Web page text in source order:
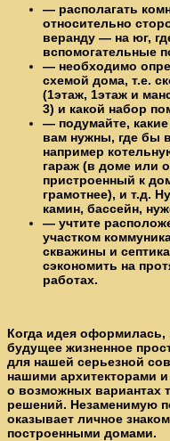
— располагать
относительно
веранду — на юг,
вспомогательные
— необходимо
схемой дома, т.е.
(1этаж, 1этаж и
3) и какой набор
— подумайте,
вам нужны, где бы
например
гараж (в доме или
пристроенный к
грамотнее), и т.д.
камин, бассейн,
— учтите
участком
скважины и
сэкономить на
работах.
Когда идея оформилась,
будущее жизненное
для нашей серьезной
нашими архитекторами
о возможных вариантах
решений. Незаменимую
оказывает личное
построенными домами.